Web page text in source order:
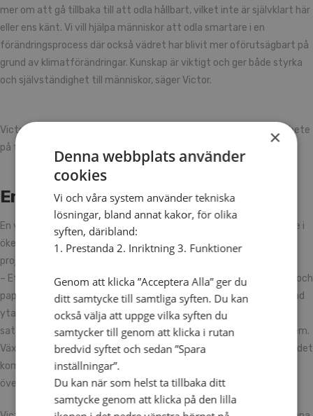
mer om att gå tillbaka till att odla hållbart, vilket inte är självklart här
eller ens känt. Vi vill hjälpa människor att odla smartare i en
förändringsprocess där också vädret har blivit mer oförutsägbart på
grund av klimatförändringar. Kunskap är viktigt och ger både styrka
och självständighet till människor, säger Victor.
Victor Holm är utbildad trädgårdsmästare och fokuserar i sitt arbete
på företagande och hållbar odling.
En oas med citrus- och papayaträd
En vanlig arbetsdag för Victor började med två timmars bilresande i
ökenlandskapet för att komma ut till byn och möta människor i
projektet.
– Ett intryck jag tydligt kommer ihåg är grönskan med alla citrus- och
papayaträd som mötte oss. Det visar att det går att få till en odlad
yta om rätt investeringar görs. Den här byn har genom tidigare
satsningar fått till en djupborrad brunn som möjliggör odling för dem.
Växtligheten hjälper ju också till att ta hand om vatten de gånger det
kommer skyfall. Det i sin tur gör att risken för jordskred och
översvämningar minskar och att brunnar inte torkar ut lika lätt.
×
Denna webbplats använder
cookies
Vi och våra system använder tekniska
lösningar, bland annat kakor, för olika
syften, däribland:
1. Prestanda 2. Inriktning 3. Funktioner
Genom att klicka ”Acceptera Alla” ger du
ditt samtycke till samtliga syften. Du kan
också välja att uppge vilka syften du
samtycker till genom att klicka i rutan
bredvid syftet och sedan ”Spara
inställningar”.
Du kan när som helst ta tillbaka ditt
samtycke genom att klicka på den lilla